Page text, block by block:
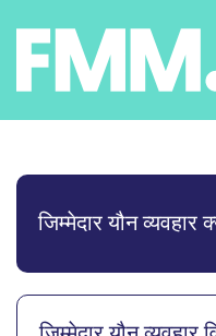
जिम्मेदार यौन व्यवहार